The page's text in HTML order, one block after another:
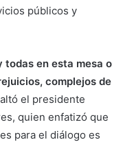
públicos y
todas en esta mesa o
complejos de
el presidente
quien enfatizó que
para el diálogo es